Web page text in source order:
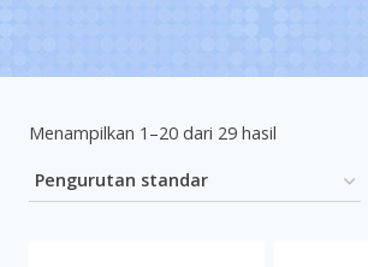
Menampilkan 1–20 dari 29 hasil